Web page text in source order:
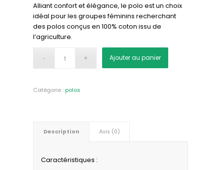
Alliant confort et élégance, le polo est un choix
idéal pour les groupes féminins recherchant
des polos conçus en 100% coton issu de
l’agriculture.
Ajouter au panier
Catégorie : polos
Description Avis (0)
Caractéristiques :